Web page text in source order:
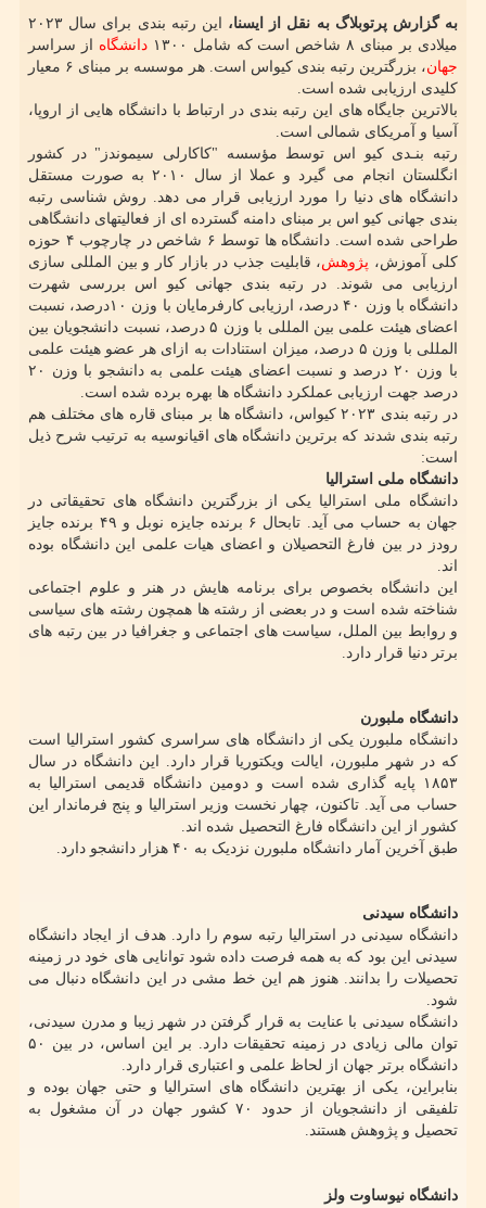
به گزارش پرتوبلاگ به نقل از ایسنا،
این رتبه بندی برای سال ۲۰۲۳
میلادی بر مبنای ۸ شاخص است که شامل ۱۳۰۰
دانشگاه از سراسر
جهان
، بزرگترین رتبه بندی کیواس است. هر موسسه بر مبنای ۶ معیار
کلیدی ارزیابی شده است.
بالاترین جایگاه های این رتبه بندی در ارتباط با دانشگاه هایی از اروپا،
آسیا و آمریکای شمالی است.
رتبه­ بنـدی کیو اس توسط مؤسسه "کاکارلی سیموندز" در کشور
انگلستان انجام می­ گیرد و عملا از سال ۲۰۱۰ به صورت مستقل
دانشگاه های دنیا را مورد ارزیابی قرار می دهد. روش شناسی رتبه
بندی جهانی کیو اس بر مبنای دامنه گسترده ای از فعالیتهای دانشگاهی
طراحی شده است. دانشگاه ها توسط ۶ شاخص در چارچوب ۴ حوزه
کلی آموزش، پژوهش، قابلیت جذب در بازار کار و بین المللی سازی
ارزیابی می شوند. در رتبه بندی جهانی کیو اس بررسی شهرت
دانشگاه با وزن ۴۰ درصد، ارزیابی کارفرمایان با وزن ۱۰درصد، نسبت
اعضای هیئت علمی بین المللی با وزن ۵ درصد، نسبت دانشجویان بین
المللی با وزن ۵ درصد، میزان استنادات به ازای هر عضو هیئت علمی
با وزن ۲۰ درصد و نسبت اعضای هیئت علمی به دانشجو با وزن ۲۰
درصد جهت ارزیابی عملکرد دانشگاه ها بهره برده شده است.
در رتبه بندی ۲۰۲۳ کیواس، دانشگاه ها بر مبنای قاره های مختلف هم
رتبه بندی شدند که برترین دانشگاه های اقیانوسیه به ترتیب شرح ذیل
است:
دانشگاه ملی استرالیا
دانشگاه ملی استرالیا یکی از بزرگترین دانشگاه های تحقیقاتی در
جهان به حساب می آید. تابحال ۶ برنده جایزه نوبل و ۴۹ برنده جایز
رودز در بین فارغ التحصیلان و اعضای هیات علمی این دانشگاه بوده
اند.
این دانشگاه بخصوص برای برنامه هایش در هنر و علوم اجتماعی
شناخته شده است و در بعضی از رشته ها همچون رشته های سیاسی
و روابط بین الملل، سیاست های اجتماعی و جغرافیا در بین رتبه های
برتر دنیا قرار دارد.
دانشگاه ملبورن
دانشگاه ملبورن یکی از دانشگاه های سراسری کشور استرالیا است
که در شهر ملبورن، ایالت ویکتوریا قرار دارد. این دانشگاه در سال
۱۸۵۳ پایه گذاری شده است و دومین دانشگاه قدیمی استرالیا به
حساب می آید. تاکنون، چهار نخست وزیر استرالیا و پنج فرماندار این
کشور از این دانشگاه فارغ التحصیل شده اند.
طبق آخرین آمار دانشگاه ملبورن نزدیک به ۴۰ هزار دانشجو دارد.
دانشگاه سیدنی
دانشگاه سیدنی در استرالیا رتبه سوم را دارد. هدف از ایجاد دانشگاه
سیدنی این بود که به همه فرصت داده شود توانایی های خود در زمینه
تحصیلات را بدانند. هنوز هم این خط مشی در این دانشگاه دنبال می
شود.
دانشگاه سیدنی با عنایت به قرار گرفتن در شهر زیبا و مدرن سیدنی،
توان مالی زیادی در زمینه تحقیقات دارد. بر این اساس، در بین ۵۰
دانشگاه برتر جهان از لحاظ علمی و اعتباری قرار دارد.
بنابراین، یکی از بهترین دانشگاه های استرالیا و حتی جهان بوده و
تلفیقی از دانشجویان از حدود ۷۰ کشور جهان در آن مشغول به
تحصیل و پژوهش هستند.
دانشگاه نیوساوت ولز